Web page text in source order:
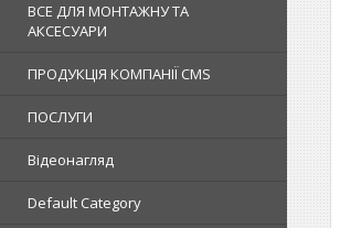
ВСЕ ДЛЯ МОНТАЖНУ ТА
АКСЕСУАРИ
ПРОДУКЦІЯ КОМПАНІЇ CMS
ПОСЛУГИ
Відеонагляд
Default Category